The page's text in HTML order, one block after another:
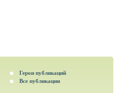
Герои публикаций
Все публикации